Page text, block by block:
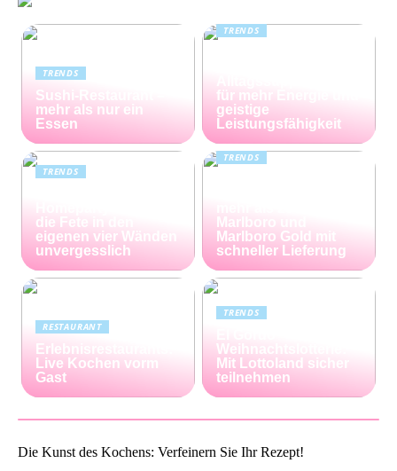
TRENDS
Sushi-Restaurant –
mehr als nur ein
Essen
TRENDS
für mehr Energie und
geistige
Leistungsfähigkeit
TRENDS
die Fete in den
eigenen vier Wänden
unvergesslich
TRENDS
Marlboro und
Marlboro Gold mit
schneller Lieferung
RESTAURANT
Erlebnisrestaurants:
Live Kochen vorm
Gast
TRENDS
Weihnachtslotterie:
Mit Lottoland sicher
teilnehmen
Die Kunst des Kochens: Verfeinern Sie Ihr Rezept!